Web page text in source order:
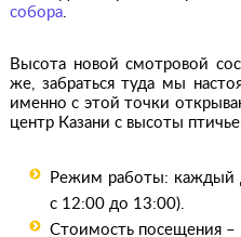
собора.
Высота новой смотровой
же, забраться туда мы
именно с этой точки
центр Казани с высоты
Режим работы: каждый
с 12:00 до 13:00).
Стоимость посещения –